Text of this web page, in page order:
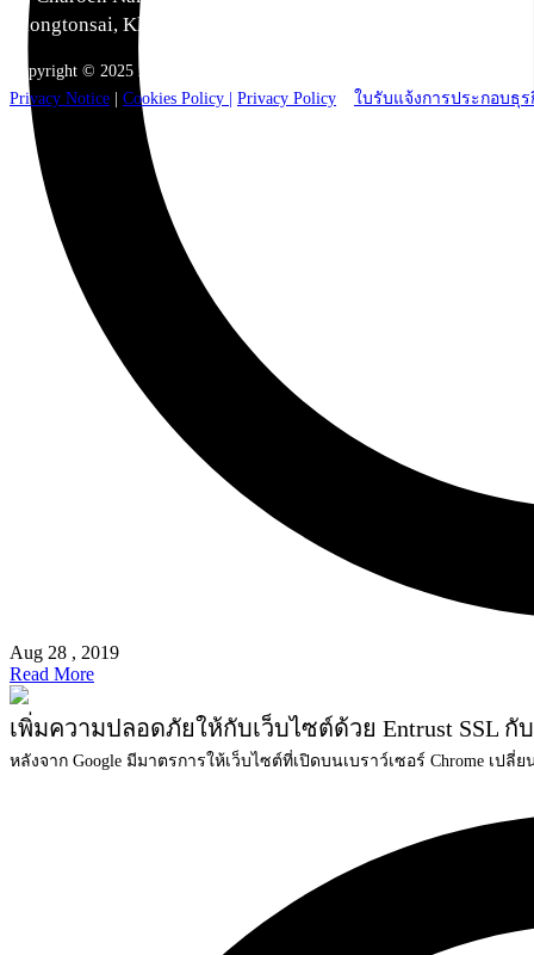
Aug 28 , 2019
Read More
เพิ่มความปลอดภัยให้กับเว็บไซต์ด้วย Entrust SSL กั
หลังจาก Google มีมาตรการให้เว็บไซต์ที่เปิดบนเบราว์เซอร์ Chrome เปลี่ย
Klongtonsai, Klongsan Bangkok 10600
Copyright © 2025 ANET CO., LTD. All Right reserved.
Privacy Notice | Cookies Policy | Privacy Policy ใบรับแจ้งการประกอบธุ